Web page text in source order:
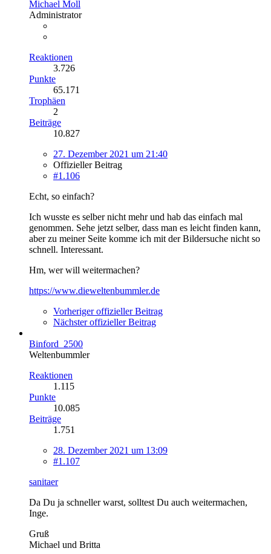
Michael Moll
Administrator
Reaktionen
3.726
Punkte
65.171
Trophäen
2
Beiträge
10.827
27. Dezember 2021 um 21:40
Offizieller Beitrag
#1.106
Echt, so einfach?
Ich wusste es selber nicht mehr und hab das einfach mal
genommen. Sehe jetzt selber, dass man es leicht finden kann,
aber zu meiner Seite komme ich mit der Bildersuche nicht so
schnell. Interessant.
Hm, wer will weitermachen?
https://www.dieweltenbummler.de
Vorheriger offizieller Beitrag
Nächster offizieller Beitrag
Binford_2500
Weltenbummler
Reaktionen
1.115
Punkte
10.085
Beiträge
1.751
28. Dezember 2021 um 13:09
#1.107
sanitaer
Da Du ja schneller warst, solltest Du auch weitermachen,
Inge.
Gruß
Michael und Britta